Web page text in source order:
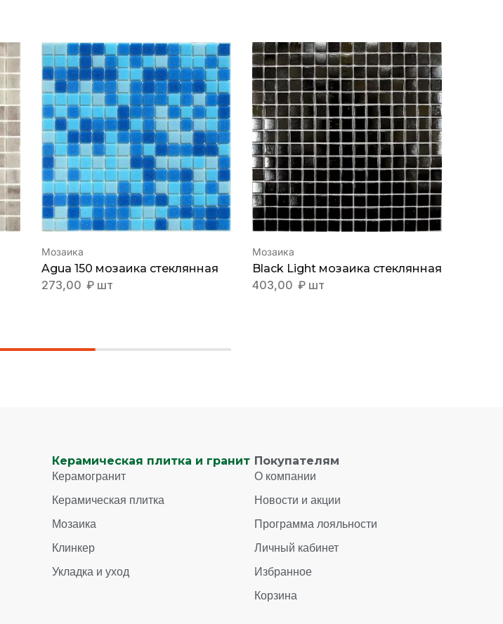
Мозаика
Agua 150 мозаика стеклянная
273,00 ₽ шт
Мозаика
Black Light мозаика стеклянная
403,00 ₽ шт
Керамическая плитка и гранит
Керамогранит
Керамическая плитка
Мозаика
Клинкер
Укладка и уход
Покупателям
О компании
Новости и акции
Программа лояльности
Личный кабинет
Избранное
Корзина